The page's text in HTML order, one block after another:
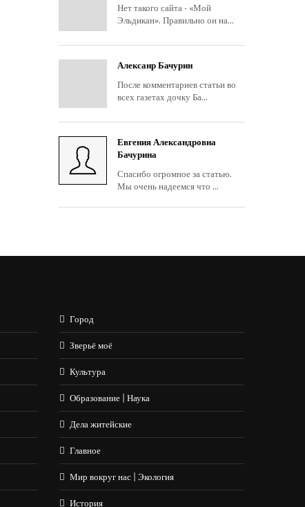
Нет такого сайта - «Мой
Эльдикан». Правильно он на...
Алексанр Бачурин
После комментариев статьи во
всех газетах дочку Ба...
Евгения Александровна
Бачурина
Спасибо огромное за статью.
Мы очень надеемся что ...
Город
Зверьё моё
Культура
Образование | Наука
Дела житейские
Главное
Мир вокруг нас | Экология
История